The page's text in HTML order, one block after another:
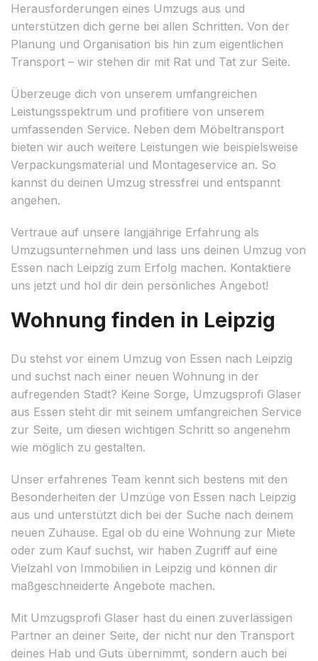
Herausforderungen eines Umzugs aus und
unterstützen dich gerne bei allen Schritten. Von der
Planung und Organisation bis hin zum eigentlichen
Transport – wir stehen dir mit Rat und Tat zur Seite.
Überzeuge dich von unserem umfangreichen
Leistungsspektrum und profitiere von unserem
umfassenden Service. Neben dem Möbeltransport
bieten wir auch weitere Leistungen wie beispielsweise
Verpackungsmaterial und Montageservice an. So
kannst du deinen Umzug stressfrei und entspannt
angehen.
Vertraue auf unsere langjährige Erfahrung als
Umzugsunternehmen und lass uns deinen Umzug von
Essen nach Leipzig zum Erfolg machen. Kontaktiere
uns jetzt und hol dir dein persönliches Angebot!
Wohnung finden in Leipzig
Du stehst vor einem Umzug von Essen nach Leipzig
und suchst nach einer neuen Wohnung in der
aufregenden Stadt? Keine Sorge, Umzugsprofi Glaser
aus Essen steht dir mit seinem umfangreichen Service
zur Seite, um diesen wichtigen Schritt so angenehm
wie möglich zu gestalten.
Unser erfahrenes Team kennt sich bestens mit den
Besonderheiten der Umzüge von Essen nach Leipzig
aus und unterstützt dich bei der Suche nach deinem
neuen Zuhause. Egal ob du eine Wohnung zur Miete
oder zum Kauf suchst, wir haben Zugriff auf eine
Vielzahl von Immobilien in Leipzig und können dir
maßgeschneiderte Angebote machen.
Mit Umzugsprofi Glaser hast du einen zuverlässigen
Partner an deiner Seite, der nicht nur den Transport
deines Hab und Guts übernimmt, sondern auch bei